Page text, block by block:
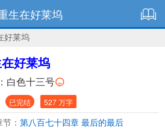
生在好莱坞
好莱坞
好莱坞
白色十三号
已完结 527 万字
： 第八百七十四章 最后的最后